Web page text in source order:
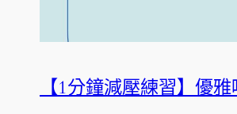
【1分鐘減壓練習】優